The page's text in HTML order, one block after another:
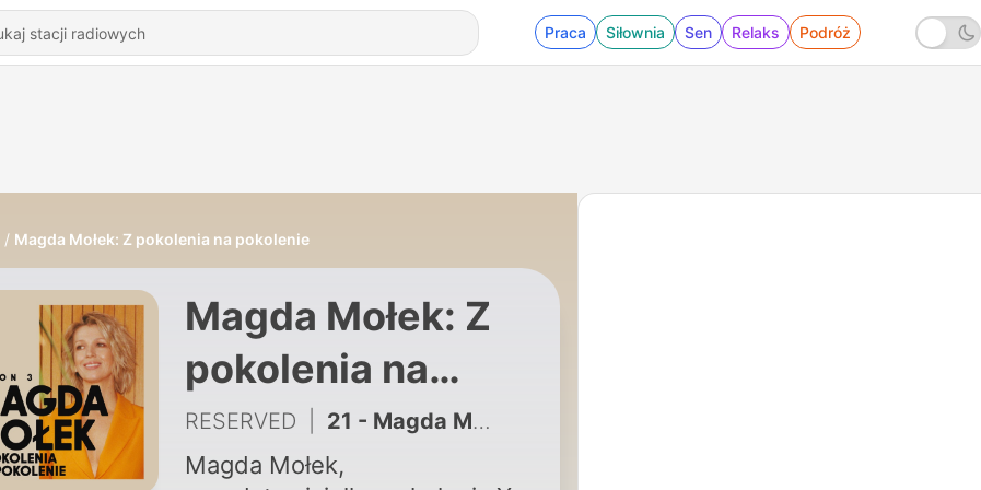
Praca Siłownia Sen Relaks Podróż
Magda Mołek: Z pokolenia na pokolenie
Magda Mołek: Z
pokolenia na
pokolenie
RESERVED 21 - Magda Mołek, Jola Szymańska, Piotr Vienio Więcławski | Jakie wartości mają znaczenie?
Magda Mołek,